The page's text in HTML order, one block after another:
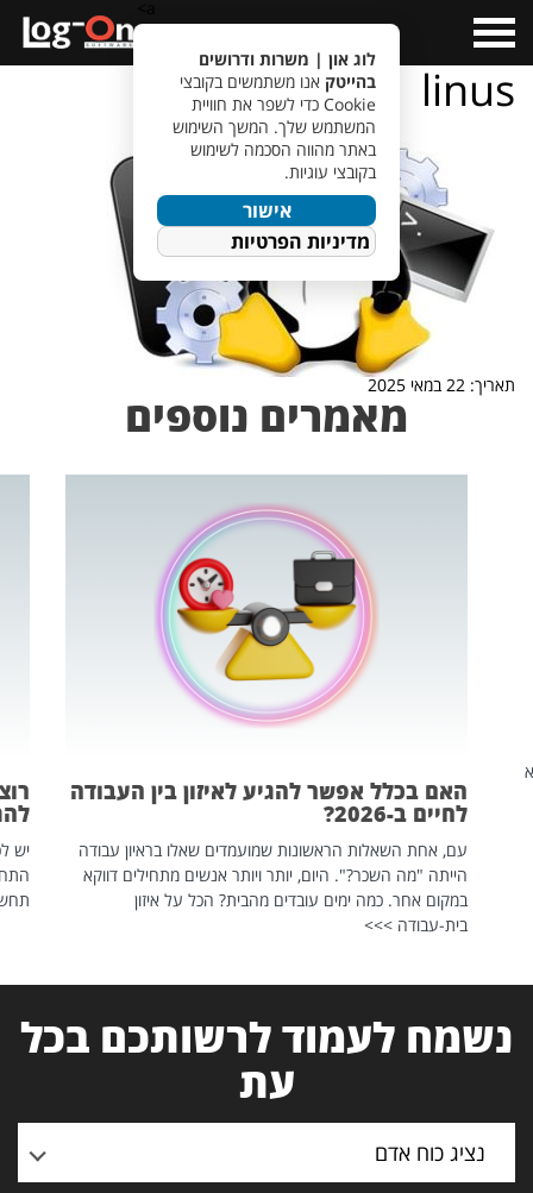
Menu
linus
תאריך: 22 במאי 2025
מאמרים נוספים
האם בכלל אפשר להגיע לאיזון בין העבודה
לחיים ב-2026?
עם, אחת השאלות הראשונות שמועמדים שאלו בראיון עבודה
הייתה "מה השכר?". היום, יותר ויותר אנשים מתחילים דווקא
במקום אחר. כמה ימים עובדים מהבית? הכל על איזון
בית-עבודה >>>
יש
נשמח לעמוד לרשותכם בכל
עת
נציג כוח אדם
לוג און | משרות ודרושים
בהייטק אנו משתמשים בקובצי
Cookie כדי לשפר את חוויית
המשתמש שלך. המשך השימוש
באתר מהווה הסכמה לשימוש
בקובצי עוגיות.
אישור
מדיניות הפרטיות